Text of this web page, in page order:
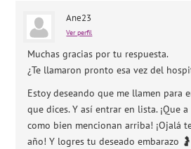
Ane23
Ver perfil
Muchas gracias por tu respuesta.
¿Te llamaron pronto esa vez del
Estoy deseando que me llamen para
que dices. Y así entrar en lista. ¡Que
como bien mencionan arriba! ¡Ojalá
año! Y logres tu deseado embarazo